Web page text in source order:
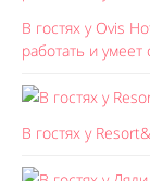
В гостях у Ovis
работать и умеет
В гостях у